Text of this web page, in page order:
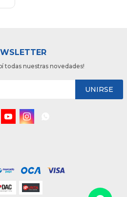
todas nuestras novedades!
UNIRSE
 